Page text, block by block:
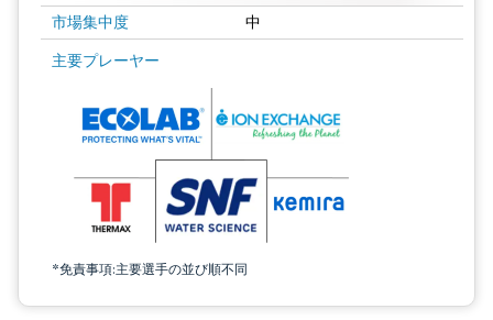
市場集中度 中
主要プレーヤー
*免責事項:主要選手の並び順不同
画像 © Mordor Intelligence。再利用にはCC BY 4.0の表示が必要です。